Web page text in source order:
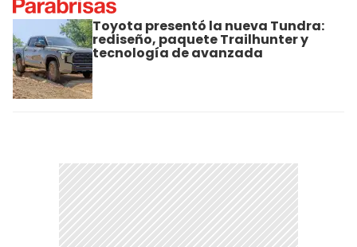
Toyota presentó la nueva Tundra:
rediseño, paquete Trailhunter y
tecnología de avanzada